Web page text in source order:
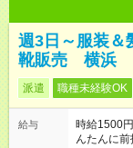
週3日～服装＆
靴販売 横浜
派遣 職種未経験OK
給与
時給1500
んたんに